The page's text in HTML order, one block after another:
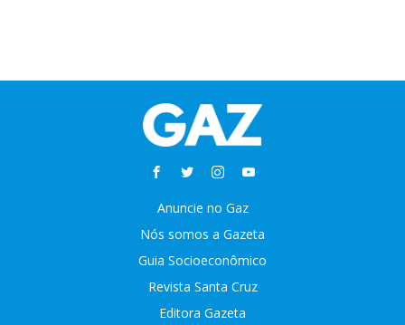
Anuncie no Gaz
Nós somos a Gazeta
Guia Socioeconômico
Revista Santa Cruz
Editora Gazeta